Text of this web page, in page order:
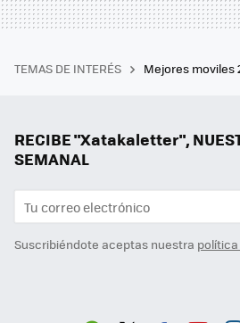
TEMAS DE INTERÉS Mejores moviles
RECIBE "Xatakaletter",
SEMANAL
Suscribiéndote aceptas nuestra